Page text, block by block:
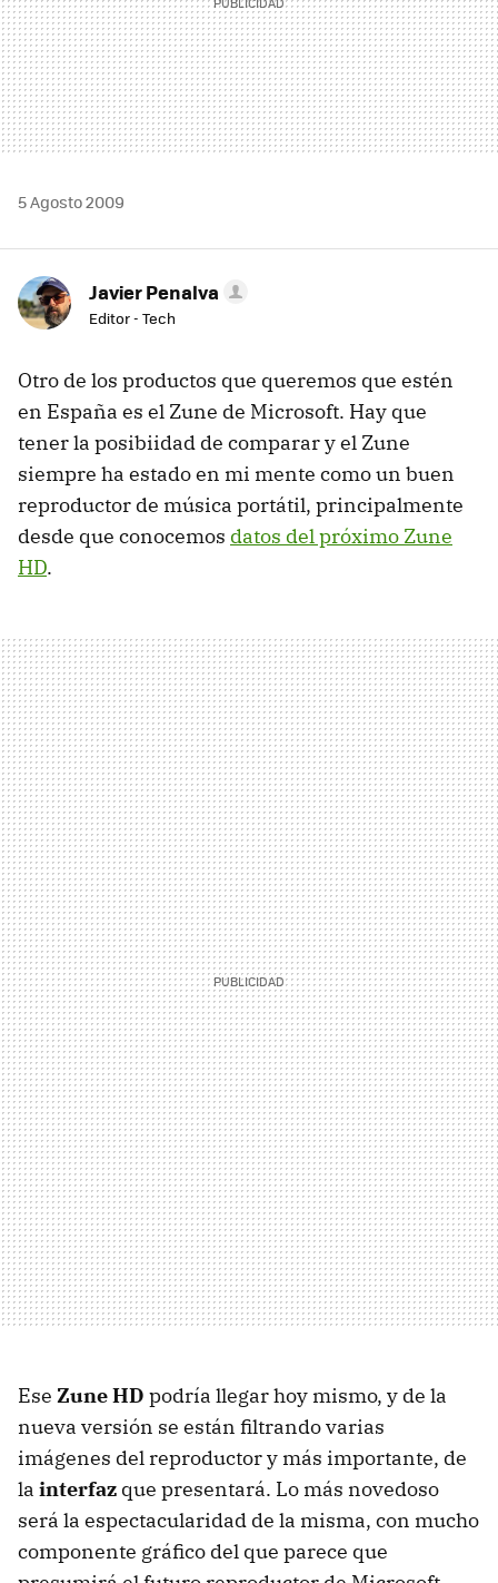
5 Agosto 2009
Javier Penalva
Editor - Tech
Otro de los productos que queremos que estén
en España es el Zune de Microsoft. Hay que
tener la posibiidad de comparar y el Zune
siempre ha estado en mi mente como un buen
reproductor de música portátil, principalmente
desde que conocemos datos del próximo Zune
HD.
Ese Zune HD podría llegar hoy mismo, y de la
nueva versión se están filtrando varias
imágenes del reproductor y más importante, de
la interfaz que presentará. Lo más novedoso
será la espectacularidad de la misma, con mucho
componente gráfico del que parece que